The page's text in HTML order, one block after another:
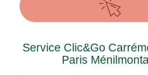
Service Clic&Go
Paris